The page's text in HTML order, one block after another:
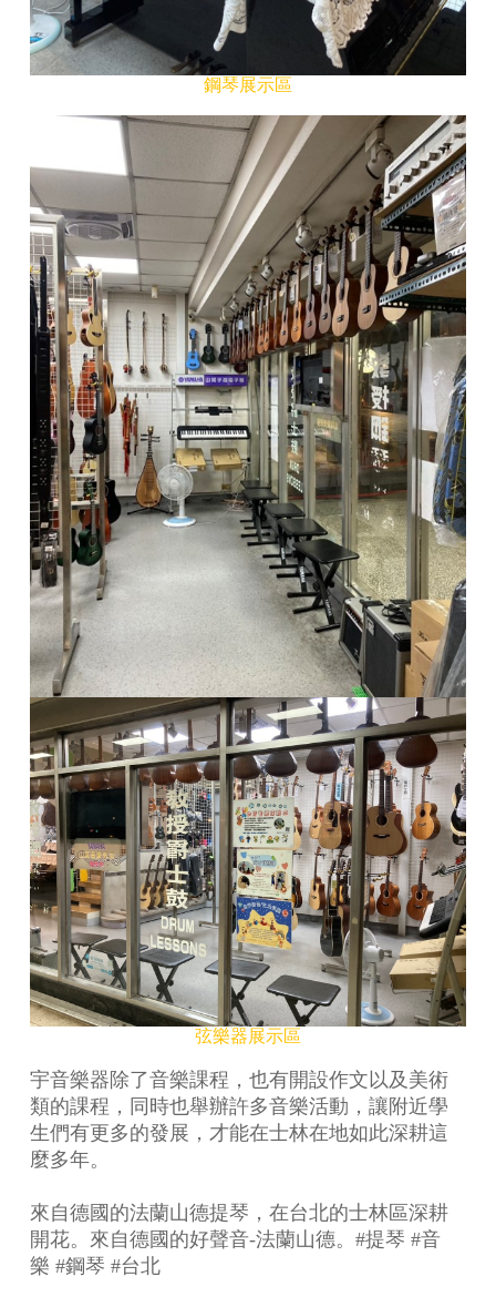
鋼琴展示區
弦樂器展示區
宇音樂器除了音樂課程，也有開設作文以及美術
類的課程，同時也舉辦許多音樂活動，讓附近學
生們有更多的發展，才能在士林在地如此深耕這
麼多年。
來自德國的法蘭山德提琴，在台北的士林區深耕
開花。來自德國的好聲音-法蘭山德。#提琴 #音
樂 #鋼琴 #台北